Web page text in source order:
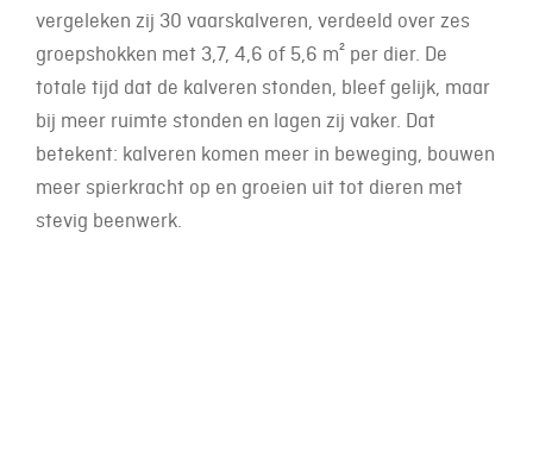
vergeleken zij 30 vaarskalveren, verdeeld over zes
groepshokken met 3,7, 4,6 of 5,6 m² per dier. De
totale tijd dat de kalveren stonden, bleef gelijk, maar
bij meer ruimte stonden en lagen zij vaker. Dat
betekent: kalveren komen meer in beweging, bouwen
meer spierkracht op en groeien uit tot dieren met
stevig beenwerk.